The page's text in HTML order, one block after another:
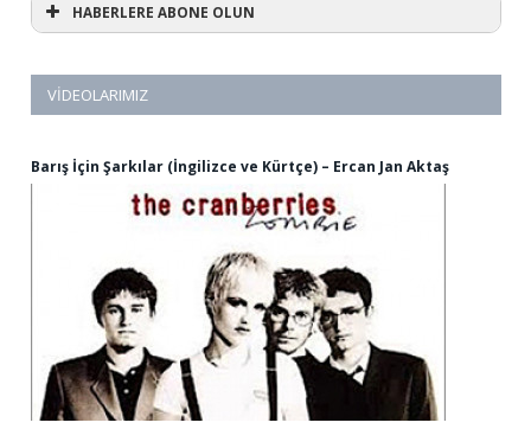
HABERLERE ABONE OLUN
VIDEOLARIMIZ
Barış İçin Şarkılar (İngilizce ve Kürtçe) – Ercan Jan Aktaş